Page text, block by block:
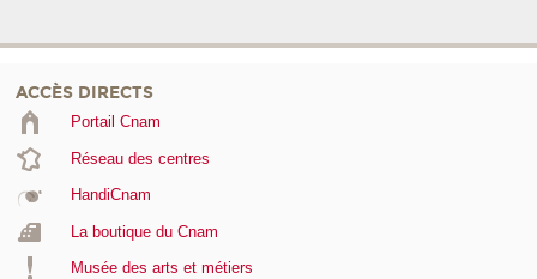
ACCÈS DIRECTS
Portail Cnam
Réseau des centres
HandiCnam
La boutique du Cnam
Musée des arts et métiers